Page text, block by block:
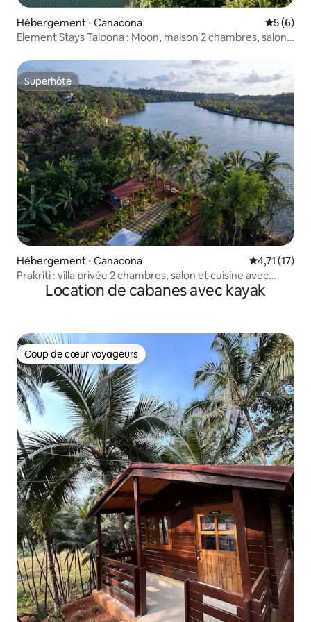
Hébergement ⋅ Canacona
5 (6)
Element Stays Talpona : Moon, maison 2 chambres, salon
Superhôte
Superhôte
Hébergement ⋅ Canacona Évaluation
4,71 (17)
Prakriti : villa privée 2 chambres, salon et cuisine avec
jardin au bord de la rivière
Location de cabanes avec kayak
Coup de cœur voyageurs
Coup de cœur voyageurs